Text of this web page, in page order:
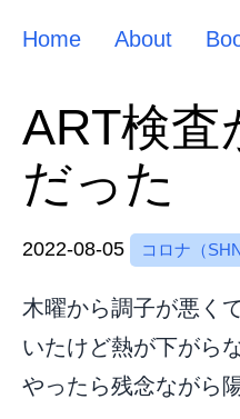
Home About
ART検査
だった
2022-08-05 コロナ（SHN
木曜から調子が悪く
いたけど熱が下がら
やったら残念ながら陽